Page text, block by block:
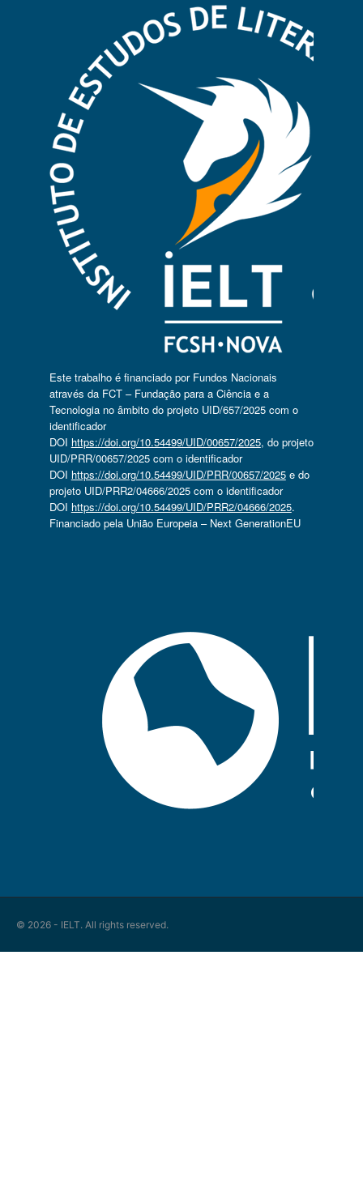
Este trabalho é financiado por Fundos Nacionais
através da FCT – Fundação para a Ciência e a
Tecnologia no âmbito do projeto UID/657/2025 com o
identificador
DOI https://doi.org/10.54499/UID/00657/2025, do projeto
UID/PRR/00657/2025 com o identificador
DOI https://doi.org/10.54499/UID/PRR/00657/2025e do
projeto UID/PRR2/04666/2025 com o identificador
DOI https://doi.org/10.54499/UID/PRR2/04666/2025.
Financiado pela União Europeia – Next GenerationEU
© 2026 - IELT. All rights reserved.